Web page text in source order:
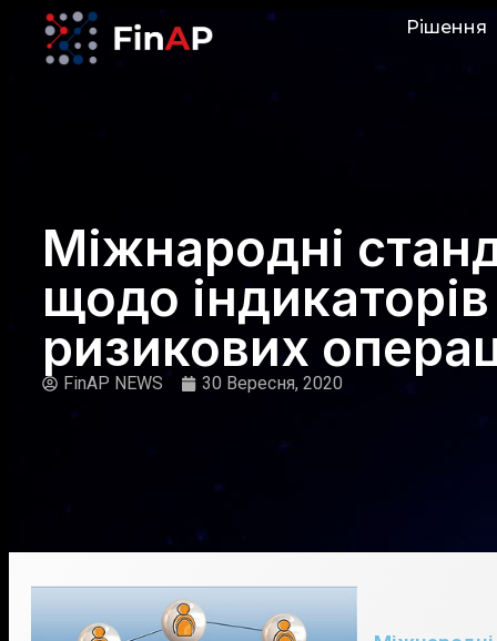
Рішення
Міжнародні
щодо індикаторів
ризикових
FinAP NEWS 30 Вересня, 2020